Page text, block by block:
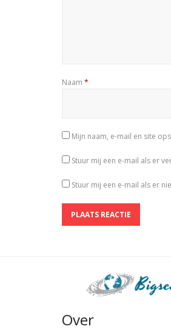
Naam *
Mijn naam, e-mail en site
Stuur mij een e-mail als er
Stuur mij een e-mail als er
Over